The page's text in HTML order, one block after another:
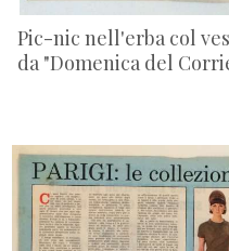
Pic-nic nell'erba col
da "Domenica del